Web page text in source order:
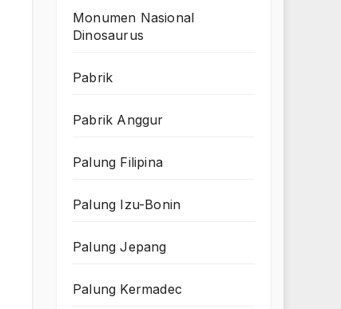
Monumen Nasional
Dinosaurus
Pabrik
Pabrik Anggur
Palung Filipina
Palung Izu-Bonin
Palung Jepang
Palung Kermadec